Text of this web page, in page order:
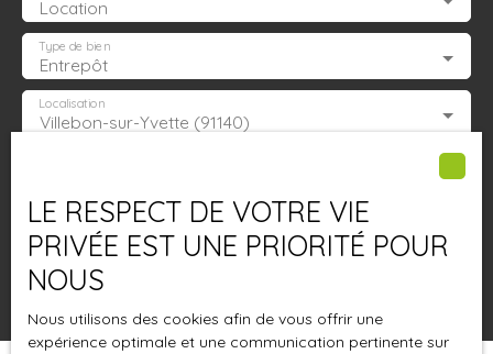
Accueil Acheter Trouver un
Estimation
Location
Entrepôt
Type de bien
Villebon-sur-Yvette (91140)
Localisation
Surface min (m²)
LE RESPECT DE VOTRE VIE
PRIVÉE EST UNE PRIORITÉ POUR
NOUS
Nous utilisons des cookies afin de vous offrir une
expérience optimale et une communication pertinente sur